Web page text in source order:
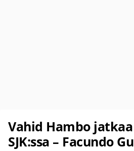
Vahid Hambo
SJK:ssa – Facundo